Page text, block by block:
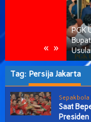
« »
PGK
Tag: Persija Jakarta
Sepakbola
Saat
Presiden